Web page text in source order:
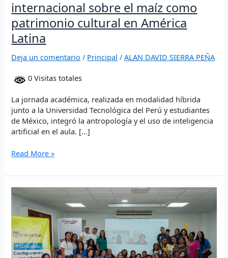
internacional sobre el maíz como
patrimonio cultural en América
Latina
Deja un comentario / Principal /ALAN DAVID SIERRA PEÑA
0 Visitas totales
La jornada académica, realizada en modalidad híbrida
junto a la Universidad Tecnológica del Perú y estudiantes
de México, integró la antropología y el uso de inteligencia
artificial en el aula. […]
Read More »
Programa
Trabajo
Social
de
Unicaribe